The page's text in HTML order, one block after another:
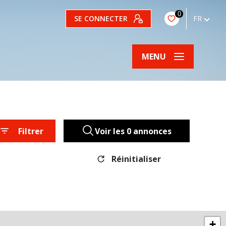
SE CONNECTER 0 FR
MENU
Filtrer Voir les 0annonces
Réinitialiser